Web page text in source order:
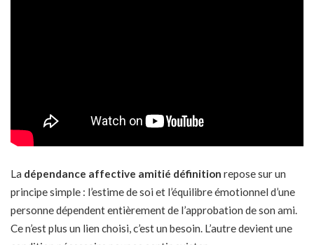
La dépendance affective amitié définition repose sur un
principe simple : l’estime de soi et l’équilibre émotionnel d’une
personne dépendent entièrement de l’approbation de son ami.
Ce n’est plus un lien choisi, c’est un besoin. L’autre devient une